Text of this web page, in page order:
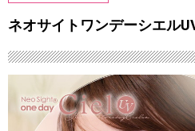
ネオサイトワンデーシエル